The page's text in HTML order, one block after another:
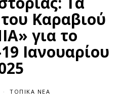
Καραβιού
για το
Ιανουαρίου
ΤΟΠΙΚΆ ΝΈΑ